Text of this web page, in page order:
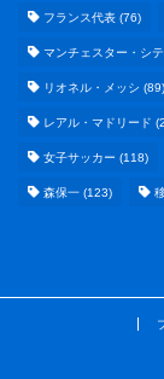
フランス代表 (76)
マンチェスター・シテ
リオネル・メッシ (89)
レアル・マドリード
女子サッカー (118)
森保一 (123)